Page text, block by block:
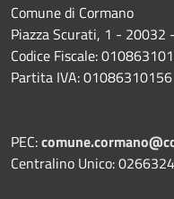
Comune di Cormano
Piazza Scurati, 1 - 20032
Codice Fiscale:
Partita IVA: 01086310156
PEC:
Centralino Unico: